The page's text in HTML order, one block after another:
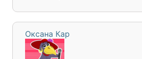
Оксана Кар